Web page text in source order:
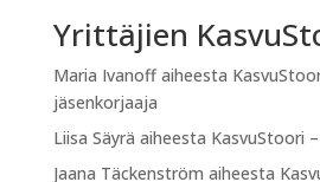
Yrittäjien
Maria Ivanoffaiheesta
jäsenkorjaaja
Liisa Säyrä aiheesta KasvuStoori
Jaana Täckenström aiheesta